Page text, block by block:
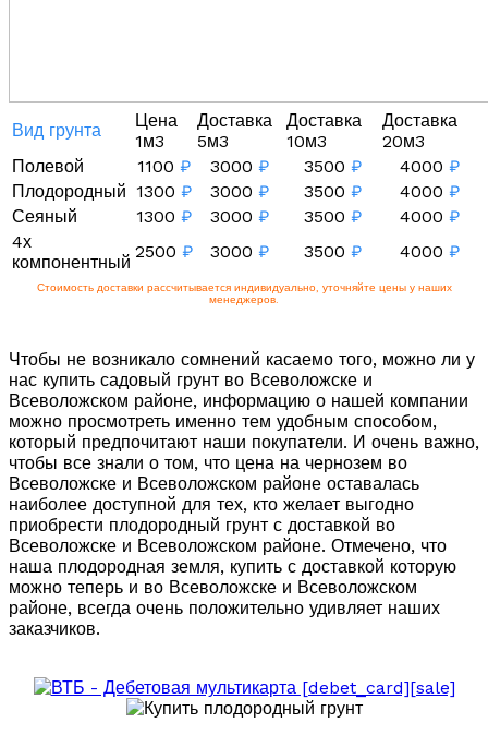
Вид грунта
Цена
1м3
Доставка
5м3
Доставка
10м3
Доставка
20м3
Полевой
1100 ₽ 3000 ₽ 3500 ₽ 4000 ₽
Плодородный 1300 ₽ 3000 ₽ 3500 ₽ 4000 ₽
Сеяный
1300 ₽ 3000 ₽ 3500 ₽ 4000 ₽
4х
компонентный
2500 ₽ 3000 ₽ 3500 ₽ 4000 ₽
Стоимость доставки рассчитывается индивидуально, уточняйте цены у наших
менеджеров.
Чтобы не возникало сомнений касаемо того, можно ли у
нас купить садовый грунт во Всеволожске и
Всеволожском районе, информацию о нашей компании
можно просмотреть именно тем удобным способом,
который предпочитают наши покупатели. И очень важно,
чтобы все знали о том, что цена на чернозем во
Всеволожске и Всеволожском районе оставалась
наиболее доступной для тех, кто желает выгодно
приобрести плодородный грунт с доставкой во
Всеволожске и Всеволожском районе. Отмечено, что
наша плодородная земля, купить с доставкой которую
можно теперь и во Всеволожске и Всеволожском
районе, всегда очень положительно удивляет наших
заказчиков.